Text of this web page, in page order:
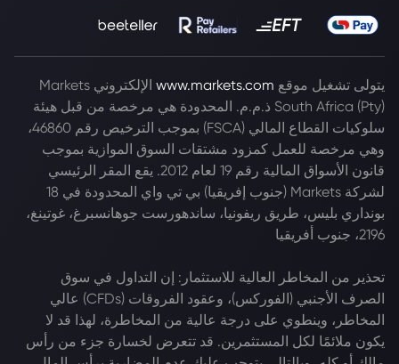
يتولى تشغيل موقع www.markets.com
الإلكتروني Markets
South Africa (Pty) ذ.م.م. المحدودة هي مرخصة من قبل هيئة
سلوكيات القطاع المالي (FSCA) بموجب الترخيص رقم 46860،
وهي مرخصة للعمل كمزود مشتقات السوق الموازية بموجب
قانون الأسواق المالية رقم 19 لعام 2012. يقع المقر الرئيسي
لشركة Markets (جنوب إفريقيا) بي تي واي المحدودة في 18
بونداري بليس، طريق ريفونيا، ساندهورست جوهانسبرغ، غوتينغ،
2196، جنوب أفريقيا
تحذير من المخاطر العالية للاستثمار: إن التداول في سوق
الصرف الأجنبي (الفوركس)، وعقود الفروقات (CFDs) عالي
المخاطر، وينطوي على درجة عالية من المخاطرة، لهذا قد لا
يكون ملائمًا لكل المستثمرين. قد تتعرض لخسارة جزء من رأس